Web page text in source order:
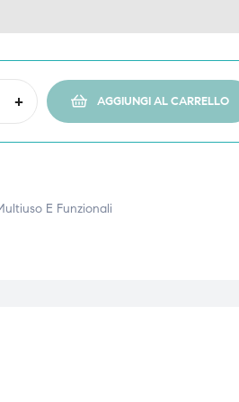
+ AGGIUNGI AL CARRELLO
E Funzionali